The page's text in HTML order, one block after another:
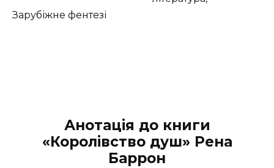
Зарубіжне фентезі
Анотація до книги
«Королівство душ» Рена
Баррон